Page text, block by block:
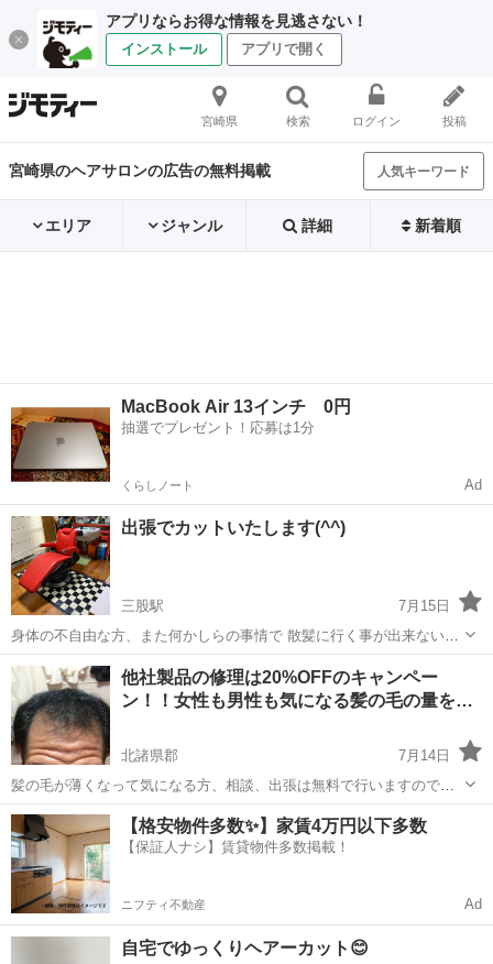
アプリならお得な情報を見逃さない！
インストール アプリで開く
宮崎県 検索 ログイン 投稿
宮崎県のヘアサロンの広告の無料掲載 人気キーワード
エリア ジャンル 詳細 新着順
MacBook Air 13インチ 0円
抽選でプレゼント！応募は1分
くらしノート Ad
出張でカットいたします(^^)
三股駅
7月15日
身体の不自由な方、また何かしらの事情で 散髪に行く事が出来ないな
どお気軽にご相談下さい。 出張にて散髪いたします✌︎('ω')✌︎ お一人様
のカットは¥3000初めてご利用の方お一人様1300円。 5人以上のカッ...
宮崎 北諸県郡 三股駅 ヘアサロン
他社製品の修理は20%OFFのキャンペー
ン！！女性も男性も気になる髪の毛の量を…
北諸県郡
7月14日
髪の毛が薄くなって気になる方、相談、出張は無料で行いますので、
是非ご相談下さい！ 30年の経験と知識で、自然に髪の毛を増やして周
りに気づかれない増毛方法で悩みを解消しましょう。 あと、他社製品
の修理や使用されてて不満...
宮崎 北諸県郡 ヘアサロン
【格安物件多数✨】家賃4万円以下多数
【保証人ナシ】賃貸物件多数掲載！
ニフティ不動産 Ad
自宅でゆっくりヘアーカット😊